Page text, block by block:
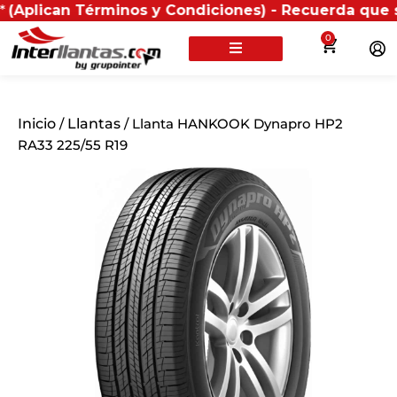
Términos y Condiciones) - Recuerda que si
0
Inicio / Llantas / Llanta HANKOOK Dynapro HP2
RA33 225/55 R19